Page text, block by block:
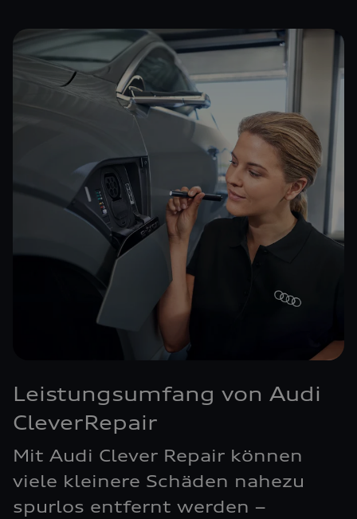
Leistungsumfang von Audi
CleverRepair
Mit Audi Clever Repair können
viele kleinere Schäden nahezu
spurlos entfernt werden –